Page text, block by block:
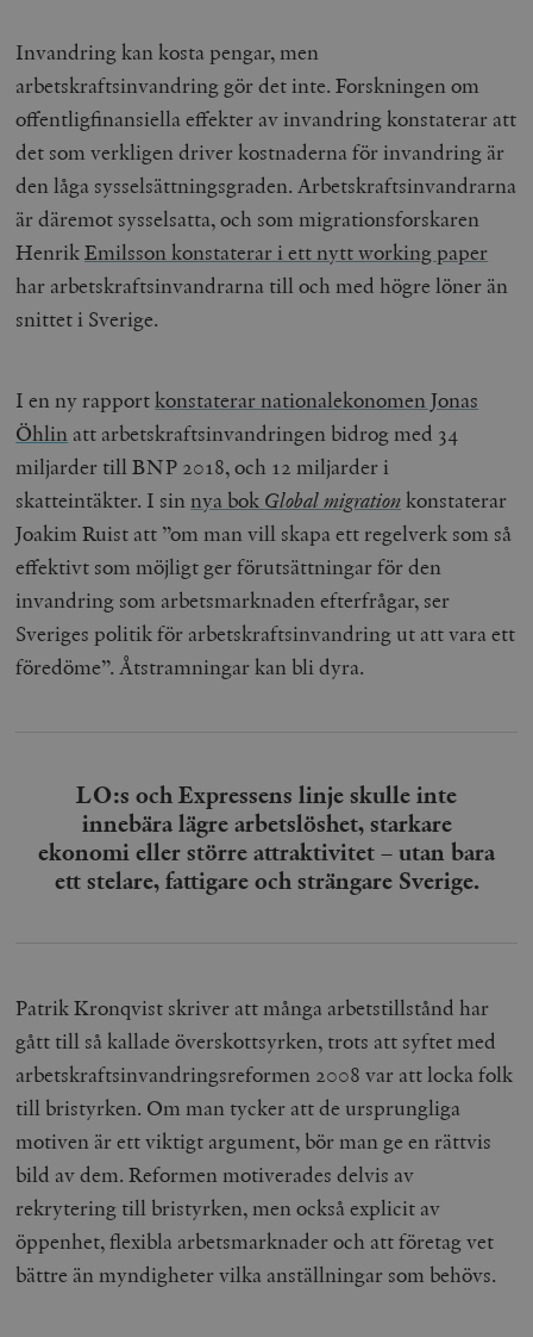
Invandring kan kosta pengar, men
arbetskraftsinvandring gör det inte. Forskningen om
offentligfinansiella effekter av invandring konstaterar att
det som verkligen driver kostnaderna för invandring är
den låga sysselsättningsgraden. Arbetskrafts­invand­rarna
är däremot sysselsatta, och som migrationsforskaren
HenrikEmilsson konstaterar i ett nytt working paper
har arbetskraftsinvandrarna till och med högre löner än
snittet i Sverige.
I en ny rapportkonstaterar nationalekonomen Jonas
Öhlin att arbetskrafts­invand­ringen bidrog med 34
miljarder till BNP 2018, och 12 miljarder i
skatteintäkter. I sinnya bok Global migrationkonstaterar
Joakim Ruist att ”om man vill skapa ett regelverk som så
effektivt som möjligt ger förutsättningar för den
invandring som arbetsmarknaden efterfrågar, ser
Sveriges politik för arbetskraftsinvandring ut att vara ett
föredöme”. Åtstramningar kan bli dyra.
LO:s och Expressens linje skulle inte
innebära lägre arbetslöshet, starkare
ekonomi eller större attraktivitet – utan bara
ett stelare, fattigare och strängare Sverige.
Patrik Kronqvist skriver att många arbetstillstånd har
gått till så kallade överskotts­yrken, trots att syftet med
arbetskraftsinvandringsreformen 2008 var att locka folk
till bristyrken. Om man tycker att de ursprungliga
motiven är ett viktigt argument, bör man ge en rättvis
bild av dem. Reformen motiverades delvis av
rekrytering till bristyrken, men också explicit av
öppenhet, flexibla arbetsmarknader och att företag vet
bättre än myndigheter vilka anställningar som behövs.